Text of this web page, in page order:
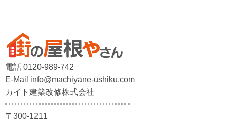
電話 0120-989-742
E-Mail info@machiyane-ushiku.com
カイト建築改修株式会社
〒300-1211